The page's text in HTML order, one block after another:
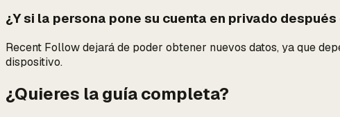
¿Y si la persona pone su cuenta en privado
Recent Follow dejará de poder obtener nuevos datos, ya que
dispositivo.
¿Quieres la guía completa?